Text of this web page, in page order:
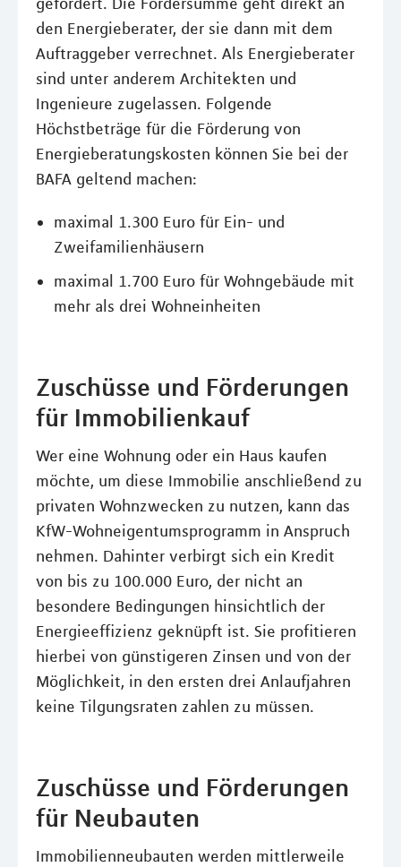
den Energieberater, der sie dann mit dem
Auftraggeber verrechnet. Als Energieberater
sind unter anderem Architekten und
Ingenieure zugelassen. Folgende
Höchstbeträge für die Förderung von
Energieberatungskosten können Sie bei der
BAFA geltend machen:
maximal 1.300 Euro für Ein- und
Zweifamilienhäusern
maximal 1.700 Euro für Wohngebäude mit
mehr als drei Wohneinheiten
Zuschüsse und Förderungen
für Immobilienkauf
Wer eine Wohnung oder ein Haus kaufen
möchte, um diese Immobilie anschließend zu
privaten Wohnzwecken zu nutzen, kann das
KfW-Wohneigentumsprogramm in Anspruch
nehmen. Dahinter verbirgt sich ein Kredit
von bis zu 100.000 Euro, der nicht an
besondere Bedingungen hinsichtlich der
Energieeffizienz geknüpft ist. Sie profitieren
hierbei von günstigeren Zinsen und von der
Möglichkeit, in den ersten drei Anlaufjahren
keine Tilgungsraten zahlen zu müssen.
Zuschüsse und Förderungen
für Neubauten
Immobilienneubauten werden mittlerweile